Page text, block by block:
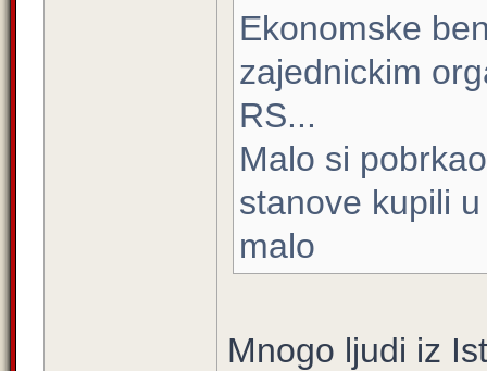
Ekonomske
zajednickim
RS...
Malo si
stanove kupili
malo
Mnogo ljudi iz